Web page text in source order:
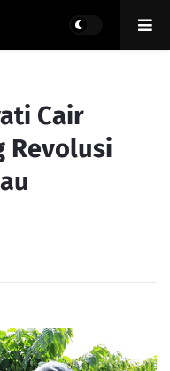
Cair
Revolusi